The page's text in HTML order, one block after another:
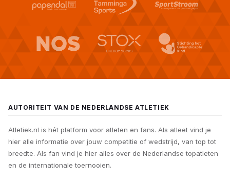
AUTORITEIT VAN DE NEDERLANDSE ATLETIEK
Atletiek.nl is hét platform voor atleten en fans. Als atleet vind je
hier alle informatie over jouw competitie of wedstrijd, van top tot
breedte. Als fan vind je hier alles over de Nederlandse topatleten
en de internationale toernooien.